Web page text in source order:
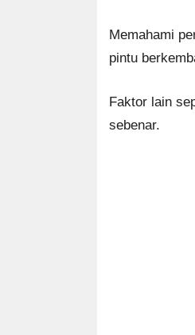
Memahami
pintu
Faktor lain
sebenar.